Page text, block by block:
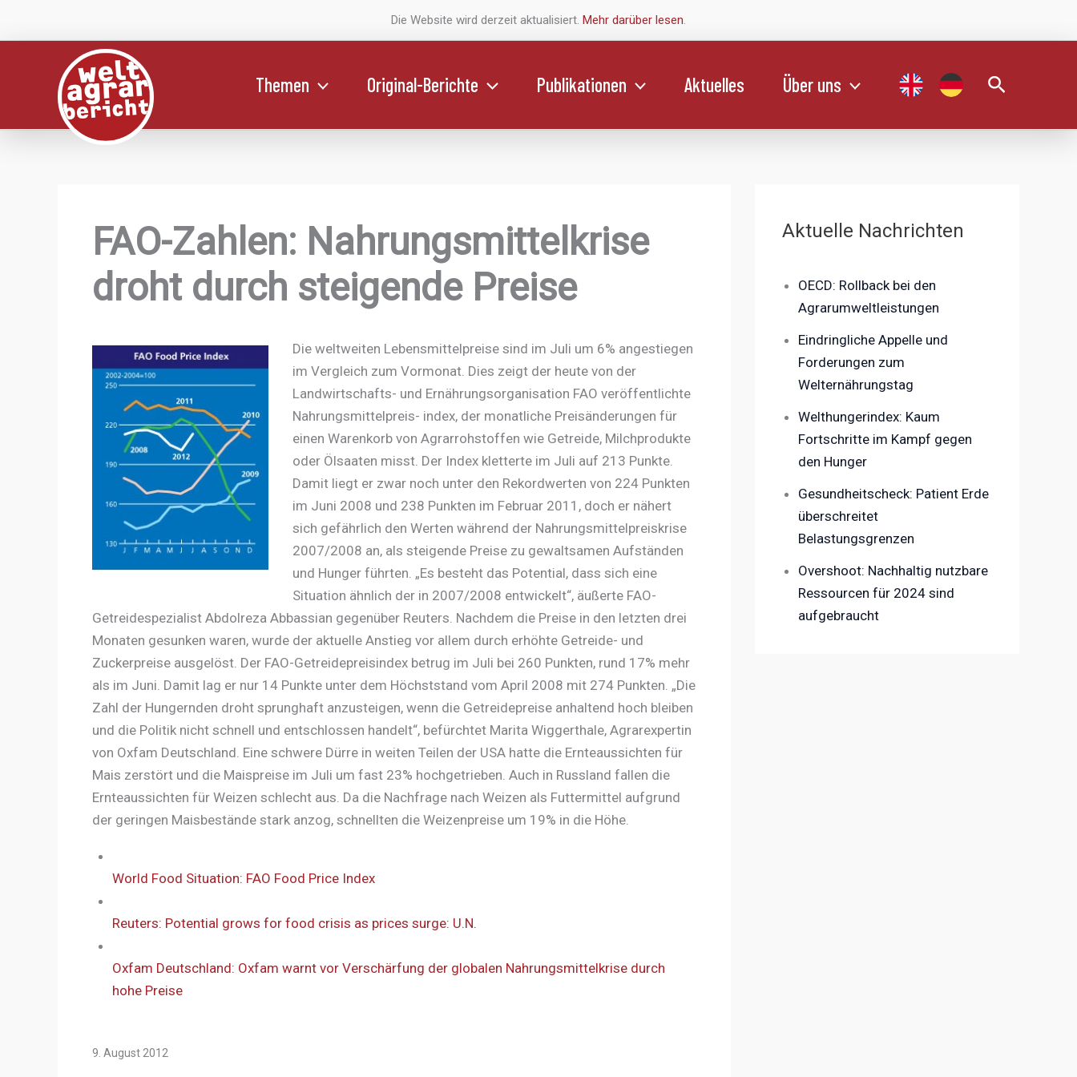
Die Website wird derzeit aktualisiert. Mehr darüber lesen.
Themen Original-Berichte Publikationen Aktuelles Über uns Suchen
FAO-Zahlen: Nahrungsmittelkrise
droht durch steigende Preise
Die weltweiten Lebensmittelpreise sind im Juli um 6% angestiegen
im Vergleich zum Vormonat. Dies zeigt der heute von der
Landwirtschafts- und Ernährungsorganisation FAO veröffentlichte
Nahrungsmittelpreis- index, der monatliche Preisänderungen für
einen Warenkorb von Agrarrohstoffen wie Getreide, Milchprodukte
oder Ölsaaten misst. Der Index kletterte im Juli auf 213 Punkte.
Damit liegt er zwar noch unter den Rekordwerten von 224 Punkten
im Juni 2008 und 238 Punkten im Februar 2011, doch er nähert
sich gefährlich den Werten während der Nahrungsmittelpreiskrise
2007/2008 an, als steigende Preise zu gewaltsamen Aufständen
und Hunger führten. „Es besteht das Potential, dass sich eine
Situation ähnlich der in 2007/2008 entwickelt“, äußerte FAO-
Getreidespezialist Abdolreza Abbassian gegenüber Reuters. Nachdem die Preise in den letzten drei
Monaten gesunken waren, wurde der aktuelle Anstieg vor allem durch erhöhte Getreide- und
Zuckerpreise ausgelöst. Der FAO-Getreidepreisindex betrug im Juli bei 260 Punkten, rund 17% mehr
als im Juni. Damit lag er nur 14 Punkte unter dem Höchststand vom April 2008 mit 274 Punkten. „Die
Zahl der Hungernden droht sprunghaft anzusteigen, wenn die Getreidepreise anhaltend hoch bleiben
und die Politik nicht schnell und entschlossen handelt“, befürchtet Marita Wiggerthale, Agrarexpertin
von Oxfam Deutschland. Eine schwere Dürre in weiten Teilen der USA hatte die Ernteaussichten für
Mais zerstört und die Maispreise im Juli um fast 23% hochgetrieben. Auch in Russland fallen die
Ernteaussichten für Weizen schlecht aus. Da die Nachfrage nach Weizen als Futtermittel aufgrund
der geringen Maisbestände stark anzog, schnellten die Weizenpreise um 19% in die Höhe.
World Food Situation: FAO Food Price Index
Reuters: Potential grows for food crisis as prices surge: U.N.
Oxfam Deutschland: Oxfam warnt vor Verschärfung der globalen Nahrungsmittelkrise durch
hohe Preise
9. August 2012
Aktuelle Nachrichten
OECD: Rollback bei den
Agrarumweltleistungen
Eindringliche Appelle und
Forderungen zum
Welternährungstag
Welthungerindex: Kaum
Fortschritte im Kampf gegen
den Hunger
Gesundheitscheck: Patient Erde
überschreitet
Belastungsgrenzen
Overshoot: Nachhaltig nutzbare
Ressourcen für 2024 sind
aufgebraucht